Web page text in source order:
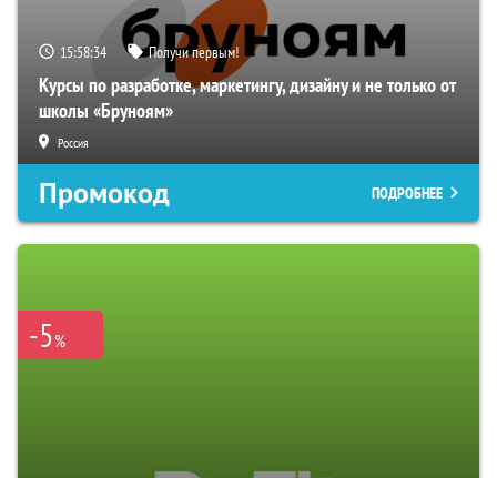
15:58:33 Получи первым!
Курсы по разработке, маркетингу, дизайну и не только от
школы «Бруноям»
Россия
Промокод ПОДРОБНЕЕ
-5%